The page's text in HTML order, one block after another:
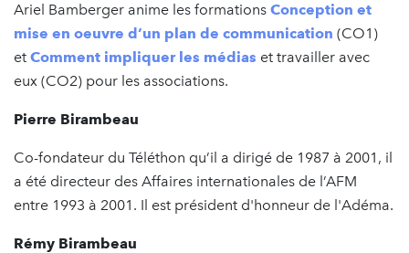
Ariel Bamberger anime les formations Conception et
mise en oeuvre d’un plan de communication (CO1)
et Comment impliquer les médias et travailler avec
eux (CO2) pour les associations.
Pierre Birambeau
Co-fondateur du Téléthon qu’il a dirigé de 1987 à 2001, il
a été directeur des Affaires internationales de l’AFM
entre 1993 à 2001. Il est président d'honneur de l'Adéma.
Rémy Birambeau